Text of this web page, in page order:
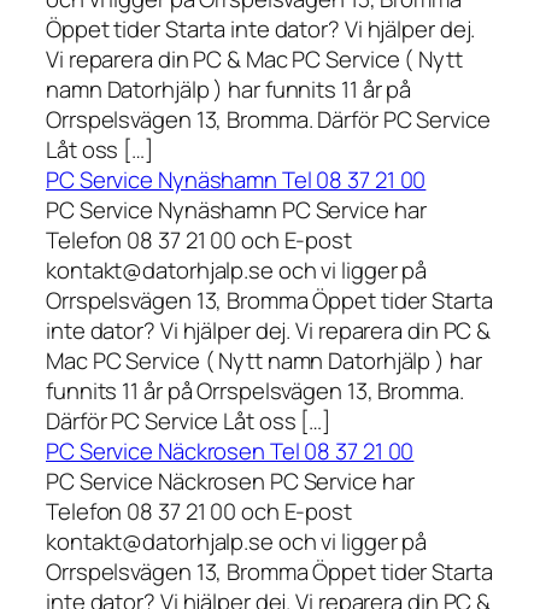
Öppet tider Starta inte dator? Vi hjälper dej.
Vi reparera din PC & Mac PC Service ( Nytt
namn Datorhjälp ) har funnits 11 år på
Orrspelsvägen 13, Bromma. Därför PC Service
Låt oss […]
PC Service Nynäshamn Tel 08 37 21 00
PC Service Nynäshamn PC Service har
Telefon 08 37 21 00 och E-post
kontakt@datorhjalp.se och vi ligger på
Orrspelsvägen 13, Bromma Öppet tider Starta
inte dator? Vi hjälper dej. Vi reparera din PC &
Mac PC Service ( Nytt namn Datorhjälp ) har
funnits 11 år på Orrspelsvägen 13, Bromma.
Därför PC Service Låt oss […]
PC Service Näckrosen Tel 08 37 21 00
PC Service Näckrosen PC Service har
Telefon 08 37 21 00 och E-post
kontakt@datorhjalp.se och vi ligger på
Orrspelsvägen 13, Bromma Öppet tider Starta
inte dator? Vi hjälper dej. Vi reparera din PC &